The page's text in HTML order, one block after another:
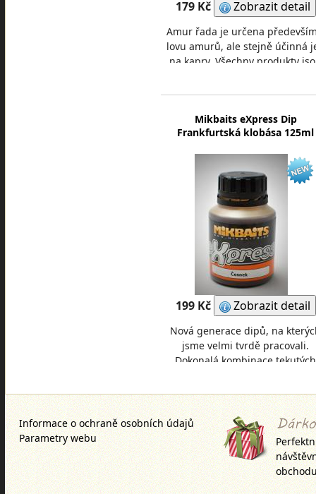
179 Kč Zobrazit detail
Amur řada je určena
lovu amurů, ale stejně účinná
na kapry. Všechny produkty
Mikbaits eXpress Dip
Frankfurtská klobása 125ml
199 Kč Zobrazit detail
Nová generace dipů, na
jsme velmi tvrdě pracovali.
Dokonalá kombinace tekutých
Informace o ochraně osobních údajů
Parametry webu